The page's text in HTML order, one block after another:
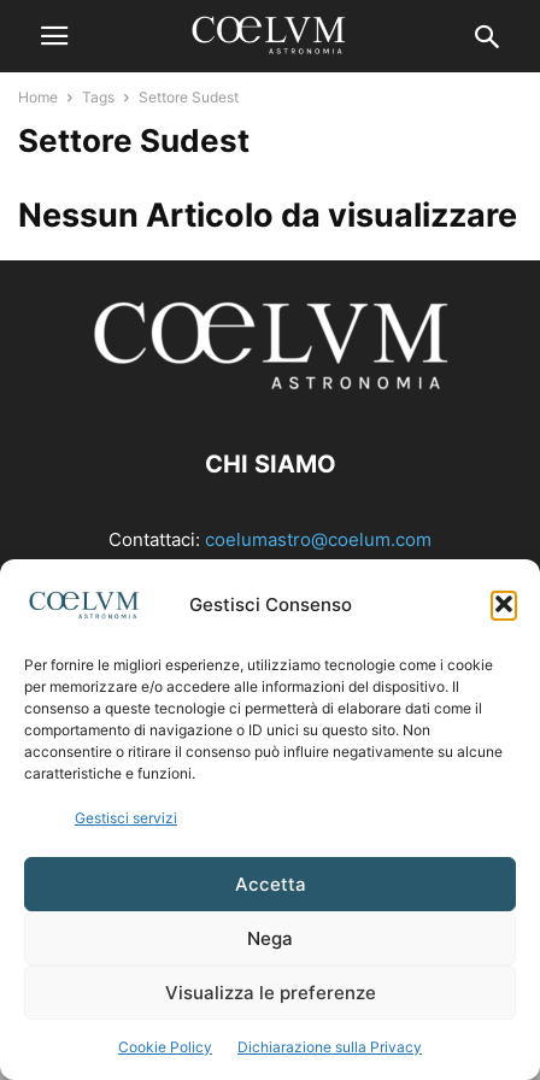
Gestisci Consenso
Per fornire le migliori esperienze, utilizziamo tecnologie come i cookie
per memorizzare e/o accedere alle informazioni del dispositivo. Il
consenso a queste tecnologie ci permetterà di elaborare dati come il
comportamento di navigazione o ID unici su questo sito. Non
acconsentire o ritirare il consenso può influire negativamente su alcune
caratteristiche e funzioni.
Gestisci servizi
Accetta
Nega
Visualizza le preferenze
Cookie Policy Dichiarazione sulla Privacy
Home Tags Settore Sudest
Settore Sudest
Nessun Articolo da visualizzare
CHI SIAMO
Contattaci: coelumastro@coelum.com
SEGUICI